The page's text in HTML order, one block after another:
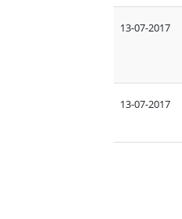
13-07-2017
13-07-2017